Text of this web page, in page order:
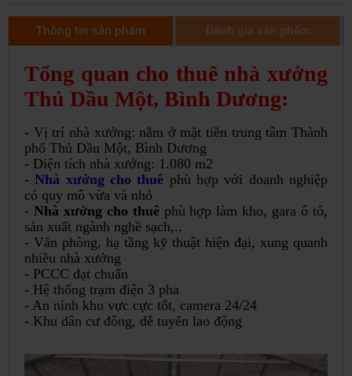
Thông tin sản phẩm Đánh giá sản phẩm
Tổng quan cho thuê nhà xưởng
Thủ Dầu Một, Bình Dương:
- Vị trí nhà xưởng: nằm ở mặt tiền trung tâm Thành
phố Thủ Dầu Một, Bình Dương
- Diện tích nhà xưởng: 1.080 m2
- Nhà xưởng cho thuê phù hợp với doanh nghiệp
có quy mô vừa và nhỏ
- Nhà xưởng cho thuêphù hợp làm kho, gara ô tô,
sản xuất ngành nghề sạch,..
- Văn phòng, hạ tầng kỹ thuật hiện đại, xung quanh
nhiều nhà xưởng
- PCCC đạt chuẩn
- Hệ thống trạm điện 3 pha
- An ninh khu vực cực tốt, camera 24/24
- Khu dân cư đông, dễ tuyển lao động